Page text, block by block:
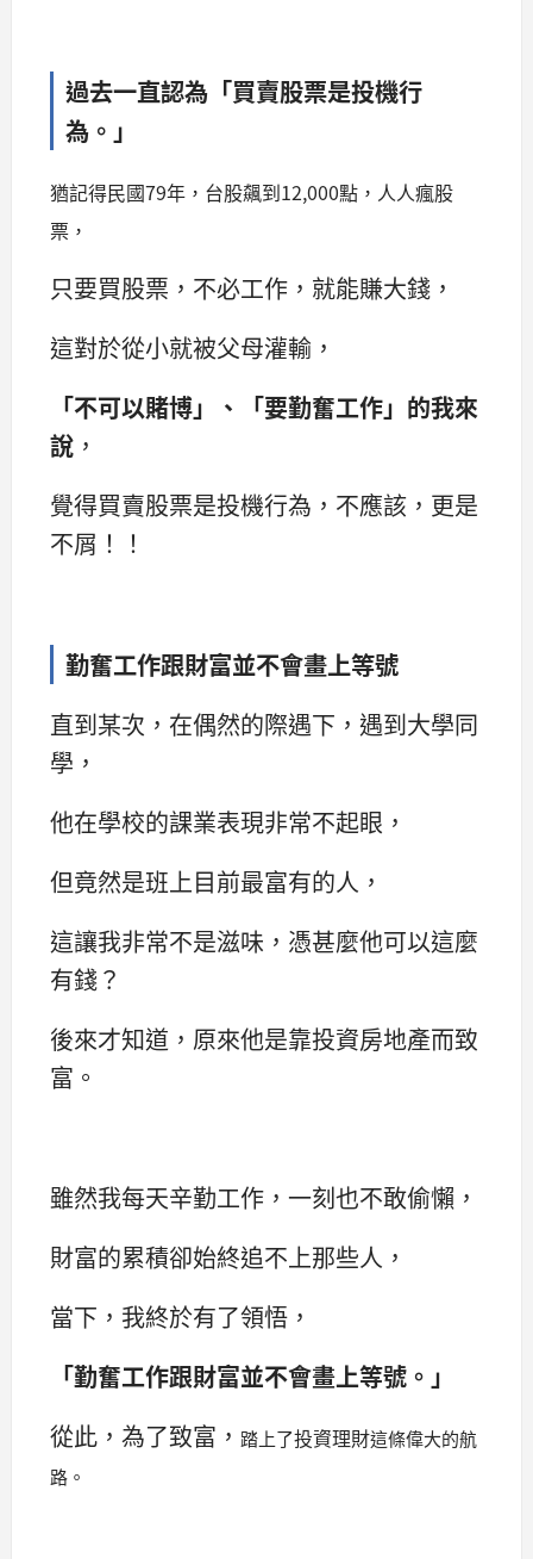
過去一直認為「買賣股票是投機行
為。」
猶記得民國79年，台股飆到12,000點，人人瘋股
票，
只要買股票，不必工作，就能賺大錢，
這對於從小就被父母灌輸，
「不可以賭博」、「要勤奮工作」的我來
說 ，
覺得買賣股票是投機行為，不應該，更是
不屑！！
勤奮工作跟財富並不會畫上等號
直到某次，在偶然的際遇下，遇到大學同
學，
他在學校的課業表現非常不起眼，
但竟然是班上目前最富有的人，
這讓我非常不是滋味，憑甚麼他可以這麼
有錢？
後來才知道，原來他是靠投資房地產而致
富。
雖然我每天辛勤工作，一刻也不敢偷懶，
財富的累積卻始終追不上那些人，
當下，我終於有了領悟，
「勤奮工作跟財富並不會畫上等號。」
從此，為了致富， 踏上了投資理財這條偉大的航
路。